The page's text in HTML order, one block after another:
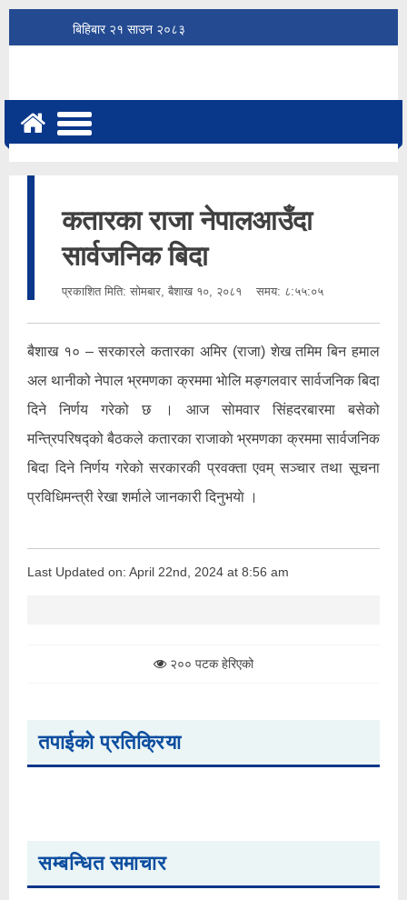
बिहिबार २१ साउन २०८३
कतारका राजा नेपालआउँदा
सार्वजनिक बिदा
प्रकाशित मिति: सोमबार, बैशाख १०, २०८१ समय: ८:५५:०५
बैशाख १० – सरकारले कतारका अमिर (राजा) शेख तमिम बिन हमाल
अल थानीको नेपाल भ्रमणका क्रममा भाेलि मङ्गलवार सार्वजनिक बिदा
दिने निर्णय गरेको छ । आज साेमवार सिंहदरबारमा बसेको
मन्त्रिपरिषद्को बैठकले कतारका राजाकाे भ्रमणका क्रममा सार्वजनिक
बिदा दिने निर्णय गरेको सरकारकी प्रवक्ता एवम् सञ्चार तथा सूचना
प्रविधिमन्त्री रेखा शर्माले जानकारी दिनुभयाे ।
Last Updated on: April 22nd, 2024 at 8:56 am
२०० पटक हेरिएको
तपाईको प्रतिक्रिया
सम्बन्धित समाचार